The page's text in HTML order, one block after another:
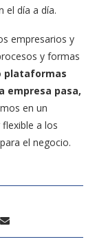
el día a día.
empresarios y
y formas
plataformas
empresa pasa,
en un
a los
el negocio.